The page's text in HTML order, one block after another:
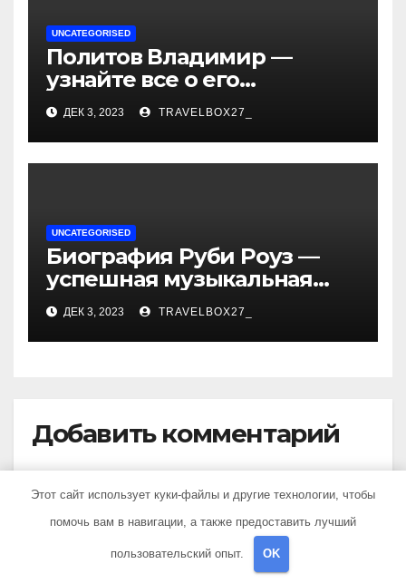
UNCATEGORISED
Политов Владимир —
узнайте все о его
биографии, возрасте и
впечатляющих
достижениях!
ДЕК 3, 2023 TRAVELBOX27_
UNCATEGORISED
Биография Руби Роуз —
успешная музыкальная
карьера, личная жизнь и
знаковые достижения
ДЕК 3, 2023 TRAVELBOX27_
Добавить комментарий
Этот сайт использует куки-файлы и другие технологии, чтобы
помочь вам в навигации, а также предоставить лучший
пользовательский опыт. OK